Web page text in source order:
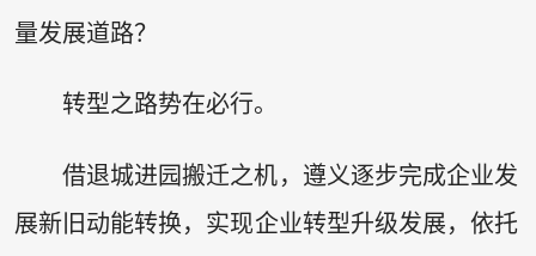
量发展道路？
转型之路势在必行。
借退城进园搬迁之机，遵义逐步完成企业发
展新旧动能转换，实现企业转型升级发展，依托